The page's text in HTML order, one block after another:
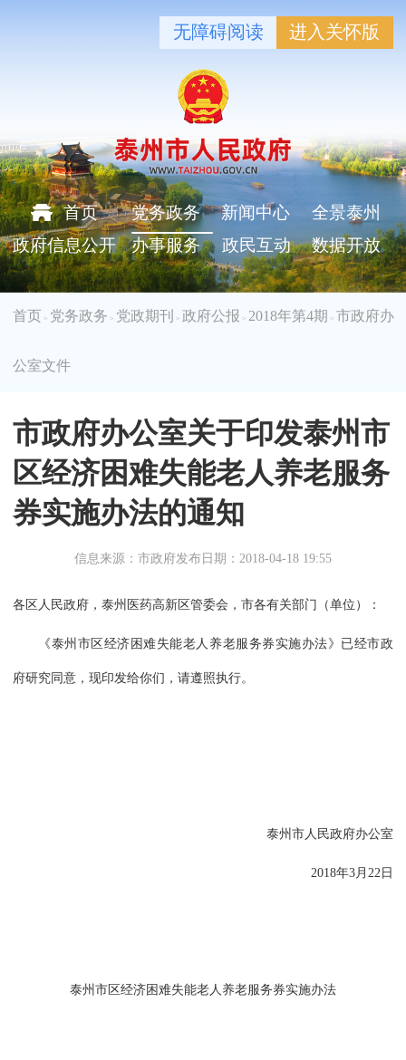
无障碍阅读 进入关怀版
首页 党务政务 新闻中心
全景泰州
政府信息公开
办事服务 政民互动 数据开放
首页 > 党务政务 > 党政期刊 > 政府公报 > 2018年第4期 > 市政府办
公室文件
市政府办公室关于印发泰州市
区经济困难失能老人养老服务
券实施办法的通知
信息来源：市政府发布日期：2018-04-18 19:55
各区人民政府，泰州医药高新区管委会，市各有关部门（单位）：
《泰州市区经济困难失能老人养老服务券实施办法》已经市政
府研究同意，现印发给你们，请遵照执行。
泰州市人民政府办公室
2018年3月22日
泰州市区经济困难失能老人养老服务券实施办法